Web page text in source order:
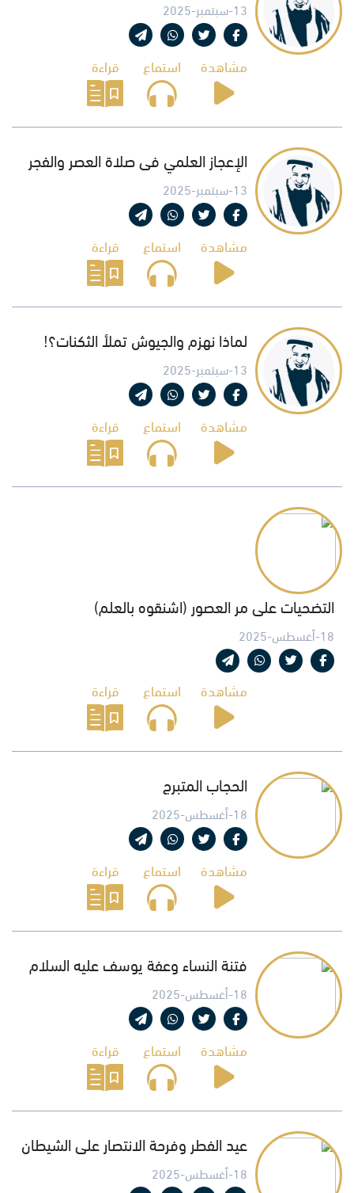
13-سبتمبر-2025
مشاهدة استماع قراءة
الإعجاز العلمي فى صلاة العصر والفجر
13-سبتمبر-2025
مشاهدة استماع قراءة
لماذا نهزم والجيوش تملأ الثكنات؟!
13-سبتمبر-2025
مشاهدة استماع قراءة
التضحيات على مر العصور (اشنقوه بالعلم)
18-أغسطس-2025
مشاهدة استماع قراءة
الحجاب المتبرج
18-أغسطس-2025
مشاهدة استماع قراءة
فتنة النساء وعفة يوسف عليه السلام
18-أغسطس-2025
مشاهدة استماع قراءة
عيد الفطر وفرحة الانتصار على الشيطان
18-أغسطس-2025